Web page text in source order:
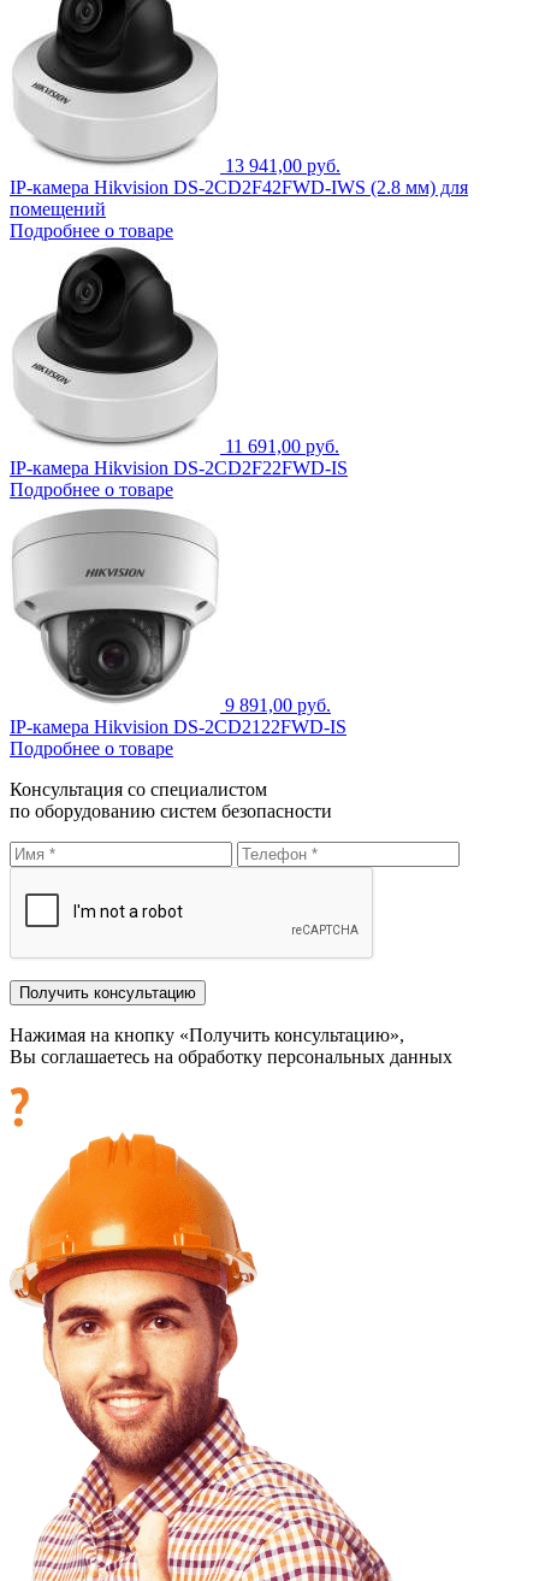
13 941,00 руб.
IP-камера Hikvision DS-2CD2F42FWD-IWS (2.8 мм) для
помещений
Подробнее о товаре
11 691,00 руб.
IP-камера Hikvision DS-2CD2F22FWD-IS
Подробнее о товаре
9 891,00 руб.
IP-камера Hikvision DS-2CD2122FWD-IS
Подробнее о товаре
Консультация со специалистом
по оборудованию систем безопасности
Нажимая на кнопку «Получить консультацию»,
Вы соглашаетесь на обработку персональных данных